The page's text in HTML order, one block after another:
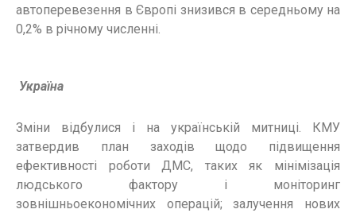
автоперевезення в Європі знизився в середньому на
0,2% в річному численні.
Україна
Зміни відбулися і на українській митниці. КМУ
затвердив план заходів щодо підвищення
ефективності роботи ДМС, таких як мінімізація
людського фактору і моніторинг
зовнішньоекономічних операцій; залучення нових